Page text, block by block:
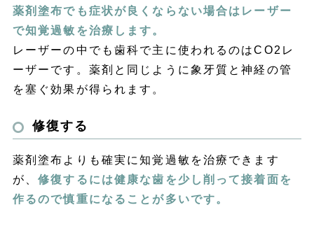
薬剤塗布でも症状が良くならない場合はレーザー
で知覚過敏を治療します。
レーザーの中でも歯科で主に使われるのはCO2レ
ーザーです。薬剤と同じように象牙質と神経の管
を塞ぐ効果が得られます。
修復する
薬剤塗布よりも確実に知覚過敏を治療できます
が、修復するには健康な歯を少し削って接着面を
作るので慎重になることが多いです。